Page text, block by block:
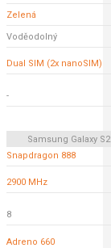
Zelená
Voděodolný
Dual SIM (2x nanoSIM)
-
Samsung Galaxy
Snapdragon 888
2900 MHz
8
Adreno 660